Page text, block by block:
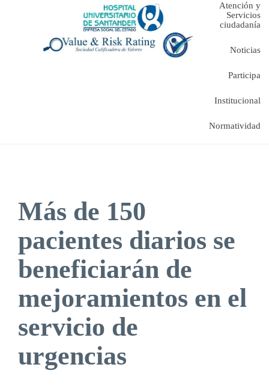
Atención y
Servicios
ciudadanía
Noticias
Participa
Institucional
Normatividad
Más de 150
pacientes diarios se
beneficiarán de
mejoramientos en el
servicio de
urgencias